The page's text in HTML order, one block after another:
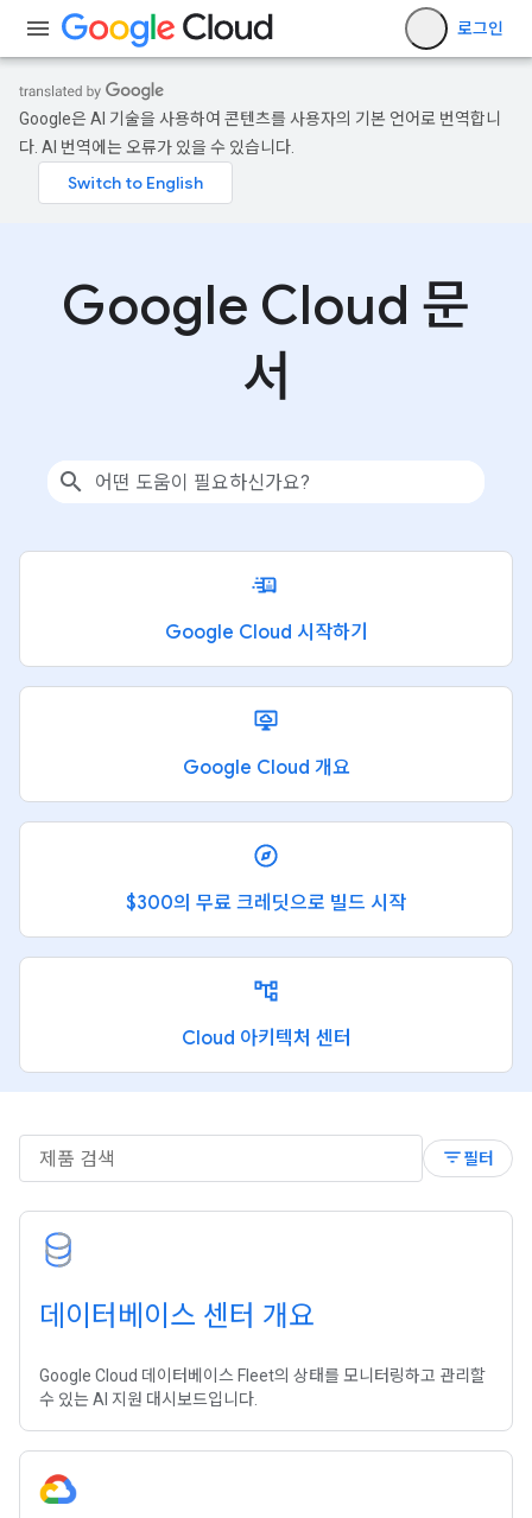
로그인
Google은 AI 기술을 사용하여 콘텐츠를 사용자의 기본 언어로 번역합니
다. AI 번역에는 오류가 있을 수 있습니다.
Google Cloud 문
서
Google Cloud 시작하기
Google Cloud 개요
$300의 무료 크레딧으로 빌드 시작
Cloud 아키텍처 센터
filter_list필터
데이터베이스 센터 개요
Google Cloud 데이터베이스 Fleet의 상태를 모니터링하고 관리할
수 있는 AI 지원 대시보드입니다.